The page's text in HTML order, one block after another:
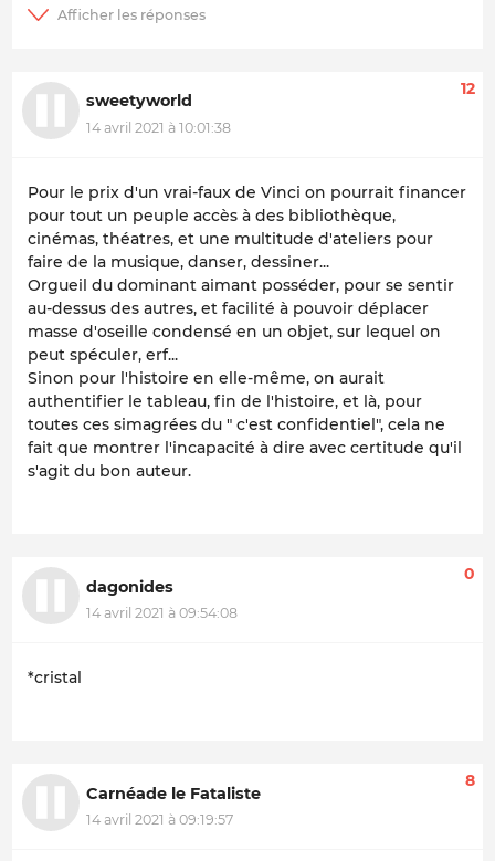
sweetyworld
14 avril 2021 à 10:01:38
12
Pour le prix d'un vrai-faux de Vinci on pourrait financer
pour tout un peuple accès à des bibliothèque,
cinémas, théatres, et une multitude d'ateliers pour
faire de la musique, danser, dessiner...
Orgueil du dominant aimant posséder, pour se sentir
au-dessus des autres, et facilité à pouvoir déplacer
masse d'oseille condensé en un objet, sur lequel on
peut spéculer, erf...
Sinon pour l'histoire en elle-même, on aurait
authentifier le tableau, fin de l'histoire, et là, pour
toutes ces simagrées du " c'est confidentiel", cela ne
fait que montrer l'incapacité à dire avec certitude qu'il
s'agit du bon auteur.
dagonides
14 avril 2021 à 09:54:08
0
*cristal
Carnéade le Fataliste
14 avril 2021 à 09:19:57
8